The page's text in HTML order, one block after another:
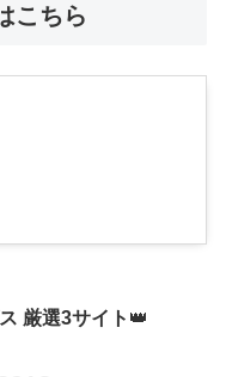
こちら
厳選3サイト 👑